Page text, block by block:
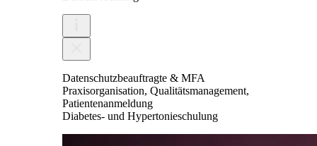
Datenschutzbeauftragte & MFA
Praxisorganisation, Qualitätsmanagement,
Patientenanmeldung
Diabetes- und Hypertonieschulung